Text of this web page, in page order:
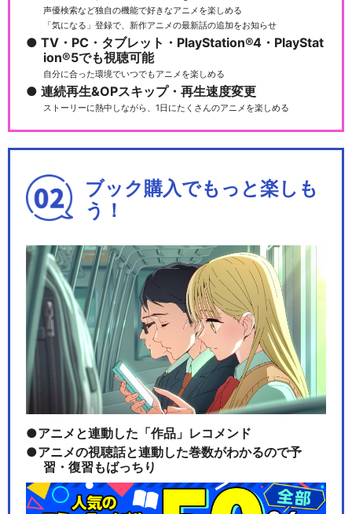
声優検索など独自の機能で好きなアニメを楽しめる
「気になる」登録で、新作アニメの最新話の追加をお知らせ
TV・PC・タブレット・PlayStation®4・PlayStat
ion®5でも視聴可能
自分に合った環境でいつでもアニメを楽しめる
連続再生&OPスキップ・再生速度変更
ストーリーに熱中しながら、1日にたくさんのアニメを楽しめる
ブック購入でもっと楽しも
う！
アニメと連動した「作品」レコメンド
アニメの視聴話と連動した巻数がわかるので予
習・復習もばっちり